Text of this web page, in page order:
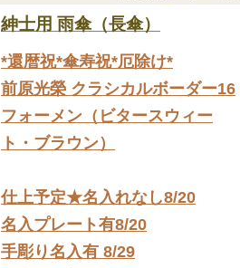
紳士用 雨傘（長傘）
*還暦祝*傘寿祝*厄除け*
前原光榮 クラシカルボーダー16
フォーメン（ビタースウィー
ト・ブラウン）
仕上予定★名入れなし8/20
名入プレート有8/20
手彫り名入有 8/29